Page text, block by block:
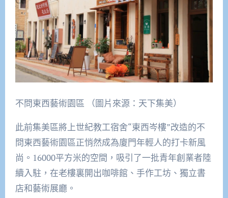
不問東西藝術園區 （圖片來源：天下集美）
此前集美區將上世紀教工宿舍“東西岑樓”改造的不
問東西藝術園區正悄然成為廈門年輕人的打卡新風
尚。16000平方米的空間，吸引了一批青年創業者陸
續入駐，在老樓裏開出咖啡館、手作工坊、獨立書
店和藝術展廳。